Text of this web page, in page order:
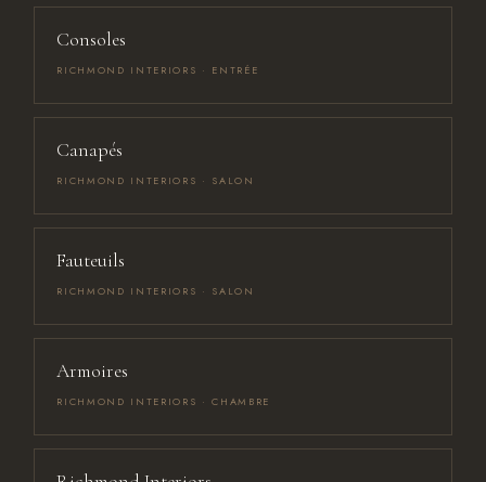
Consoles
RICHMOND INTERIORS · ENTRÉE
Canapés
RICHMOND INTERIORS · SALON
Fauteuils
RICHMOND INTERIORS · SALON
Armoires
RICHMOND INTERIORS · CHAMBRE